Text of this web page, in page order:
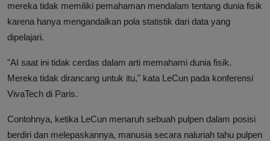
mereka tidak memiliki pemahaman mendalam tentang dunia fisik
karena hanya mengandalkan pola statistik dari data yang
dipelajari.
"AI saat ini tidak cerdas dalam arti memahami dunia fisik.
Mereka tidak dirancang untuk itu," kata LeCun pada konferensi
VivaTech di Paris.
Contohnya, ketika LeCun menaruh sebuah pulpen dalam posisi
berdiri dan melepaskannya, manusia secara naluriah tahu pulpen